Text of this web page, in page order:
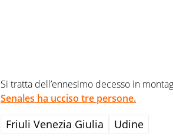
Si tratta dell’ennesimo decesso in
Senales ha ucciso tre persone.
Friuli Venezia Giulia Udine